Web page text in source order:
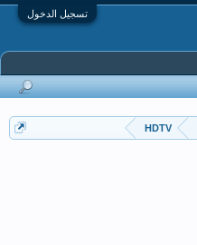
تسجيل الدخول
HDTV